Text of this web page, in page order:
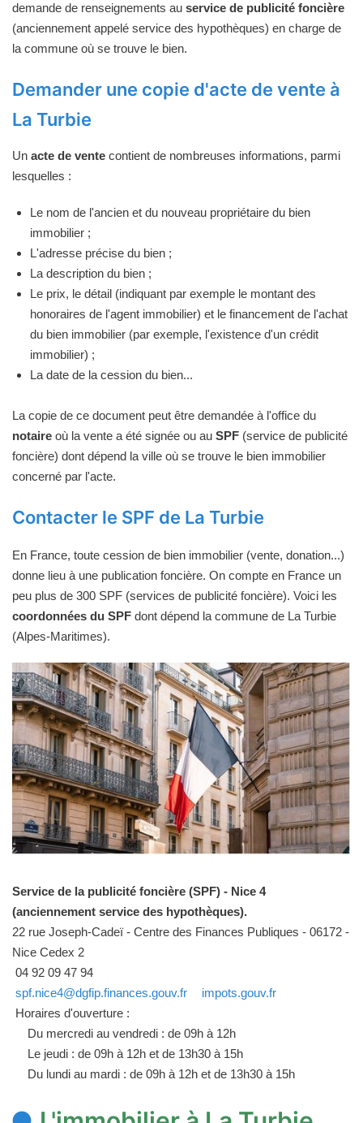
demande de renseignements au service de publicité foncière
(anciennement appelé service des hypothèques) en charge de
la commune où se trouve le bien.
Demander une copie d'acte de vente à
La Turbie
Un acte de vente contient de nombreuses informations, parmi
lesquelles :
Le nom de l'ancien et du nouveau propriétaire du bien
immobilier ;
L'adresse précise du bien ;
La description du bien ;
Le prix, le détail (indiquant par exemple le montant des
honoraires de l'agent immobilier) et le financement de l'achat
du bien immobilier (par exemple, l'existence d'un crédit
immobilier) ;
La date de la cession du bien...
La copie de ce document peut être demandée à l'office du
notaire où la vente a été signée ou au SPF (service de publicité
foncière) dont dépend la ville où se trouve le bien immobilier
concerné par l'acte.
Contacter le SPF de La Turbie
En France, toute cession de bien immobilier (vente, donation...)
donne lieu à une publication foncière. On compte en France un
peu plus de 300 SPF (services de publicité foncière). Voici les
coordonnées du SPF dont dépend la commune de La Turbie
(Alpes-Maritimes).
Service de la publicité foncière (SPF) - Nice 4
(anciennement service des hypothèques).
22 rue Joseph-Cadeï - Centre des Finances Publiques - 06172 -
Nice Cedex 2
04 92 09 47 94
spf.nice4@dgfip.finances.gouv.fr
impots.gouv.fr
Horaires d'ouverture :
Du mercredi au vendredi : de 09h à 12h
Le jeudi : de 09h à 12h et de 13h30 à 15h
Du lundi au mardi : de 09h à 12h et de 13h30 à 15h